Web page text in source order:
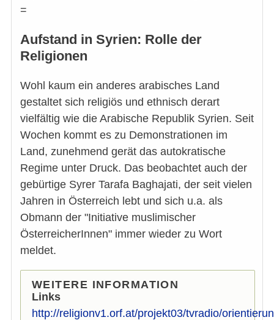
=
Aufstand in Syrien: Rolle der
Religionen
Wohl kaum ein anderes arabisches Land
gestaltet sich religiös und ethnisch derart
vielfältig wie die Arabische Republik Syrien. Seit
Wochen kommt es zu Demonstrationen im
Land, zunehmend gerät das autokratische
Regime unter Druck. Das beobachtet auch der
gebürtige Syrer Tarafa Baghajati, der seit vielen
Jahren in Österreich lebt und sich u.a. als
Obmann der "Initiative muslimischer
ÖsterreicherInnen" immer wieder zu Wort
meldet.
WEITERE INFORMATION
Links
http://religionv1.orf.at/projekt03/tvradio/